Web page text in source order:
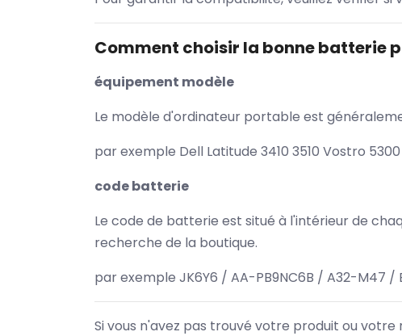
Comment choisir la bonne batterie
équipement modèle
Le modèle d'ordinateur portable est
par exemple Dell Latitude 3410 3510 Vostro
code batterie
Le code de batterie est situé à l'intérieur de
recherche de la boutique.
par exemple JK6Y6 / AA-PB9NC6B / A32-M47 /
Si vous n'avez pas trouvé votre produit ou